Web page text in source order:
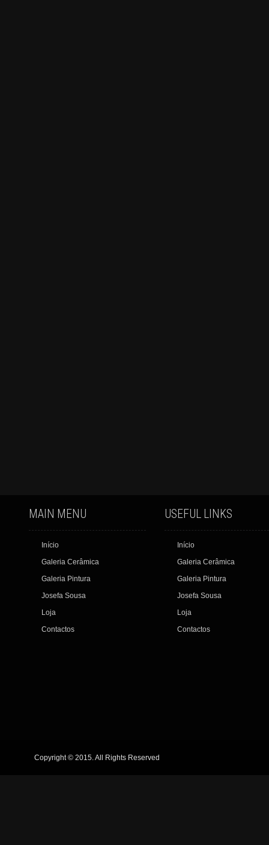
MAIN MENU
Início
Galeria Cerâmica
Galeria Pintura
Josefa Sousa
Loja
Contactos
USEFUL LINKS
Início
Galeria Cerâmica
Galeria Pintura
Josefa Sousa
Loja
Contactos
Copyright © 2015. All Rights Reserved